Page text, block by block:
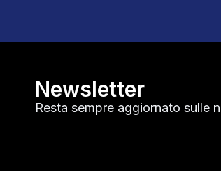
Newsletter
Resta sempre aggiornato sulle